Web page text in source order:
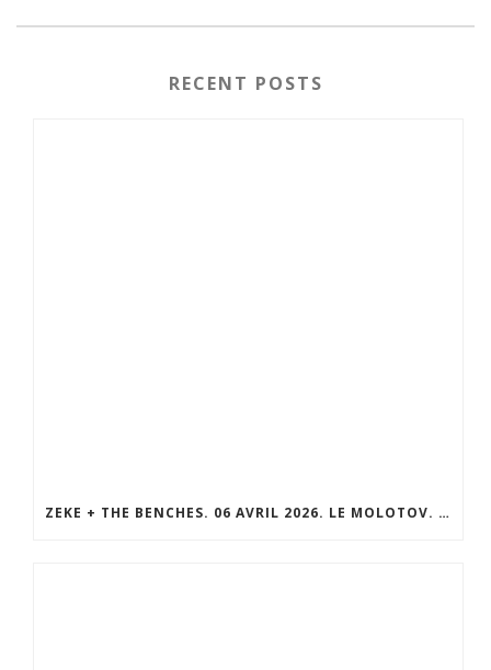
RECENT POSTS
ZEKE + THE BENCHES. 06 AVRIL 2026. LE MOLOTOV. MARSEILLE